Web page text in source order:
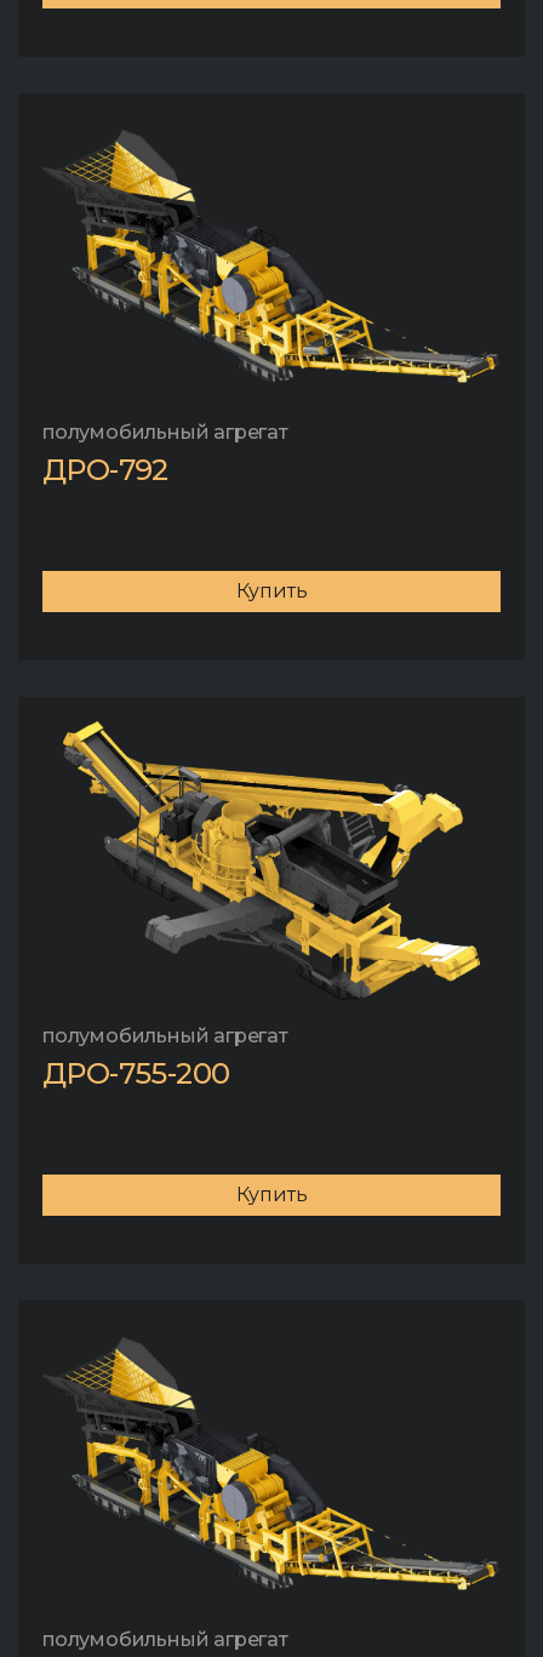
полумобильный агрегат
ДРО-792
Купить
полумобильный агрегат
ДРО-755-200
Купить
полумобильный агрегат